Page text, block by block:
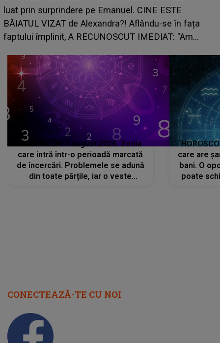
pe Emanuel. CINE ESTE
de Alexandra?! Aflându-se în fața
RECUNOSCUT IMEDIAT: "Am
care riscă să
grabă îi aduce
planurile peste
HOROSCOP 7 august 2026. Zodia
care intră într-o perioadă marcată
de încercări. Problemele se adună
din toate părțile, iar o veste
care are
bani. O
poate
CONECTEAZĂ-TE CU NOI